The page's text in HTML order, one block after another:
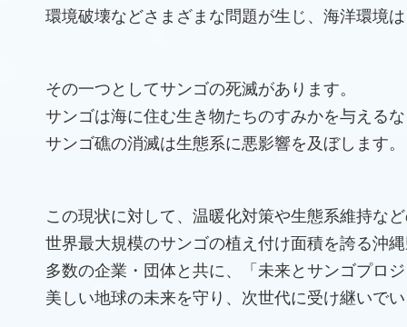
環境破壊などさまざまな問題が生じ、海洋環境
その一つとしてサンゴの死滅があります。
サンゴは海に住む生き物たちのすみかを与える
サンゴ礁の消滅は生態系に悪影響を及ぼします。
この現状に対して、温暖化対策や生態系維持な
世界最大規模のサンゴの植え付け面積を誇る沖
多数の企業・団体と共に、「未来とサンゴプロ
美しい地球の未来を守り、次世代に受け継いで